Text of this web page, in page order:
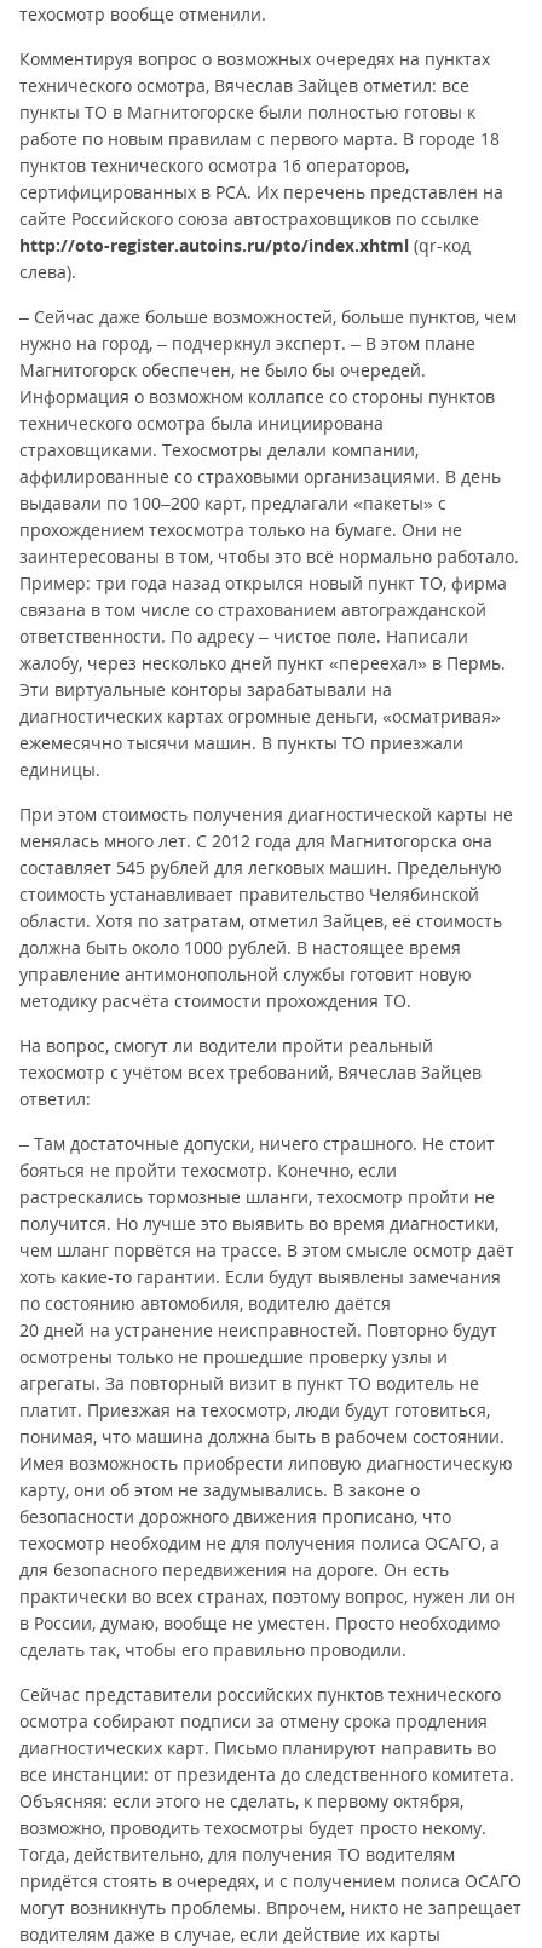
техосмотр вообще отменили.
Комментируя вопрос о возможных очередях на пунктах
технического осмотра, Вячеслав Зайцев отметил: все
пункты ТО в Магнитогорске были полностью готовы к
работе по новым правилам с первого марта. В городе 18
пунктов технического осмотра 16 операторов,
сертифицированных в РСА. Их перечень представлен на
сайте Российского союза автостраховщиков по ссылке
http://oto-register.autoins.ru/pto/index.xhtml (qr-код
слева).
– Сейчас даже больше возможностей, больше пунктов, чем
нужно на город, – подчеркнул эксперт. – В этом плане
Магнитогорск обеспечен, не было бы очередей.
Информация о возможном коллапсе со стороны пунктов
технического осмотра была инициирована
страховщиками. Техосмотры делали компании,
аффилированные со страховыми организациями. В день
выдавали по 100–200 карт, предлагали «пакеты» с
прохождением техосмотра только на бумаге. Они не
заинтересованы в том, чтобы это всё нормально работало.
Пример: три года назад открылся новый пункт ТО, фирма
связана в том числе со страхованием автогражданской
ответственности. По адресу – чистое поле. Написали
жалобу, через несколько дней пункт «переехал» в Пермь.
Эти виртуальные конторы зарабатывали на
диагностических картах огромные деньги, «осматривая»
ежемесячно тысячи машин. В пункты ТО приезжали
единицы.
При этом стоимость получения диагностической карты не
менялась много лет. С 2012 года для Магнитогорска она
составляет 545 рублей для легковых машин. Предельную
стоимость устанавливает правительство Челябинской
области. Хотя по затратам, отметил Зайцев, её стоимость
должна быть около 1000 рублей. В настоящее время
управление антимонопольной службы готовит новую
методику расчёта стоимости прохождения ТО.
На вопрос, смогут ли водители пройти реальный
техосмотр с учётом всех требований, Вячеслав Зайцев
ответил:
– Там достаточные допуски, ничего страшного. Не стоит
бояться не пройти техосмотр. Конечно, если
растрескались тормозные шланги, техосмотр пройти не
получится. Но лучше это выявить во время диагностики,
чем шланг порвётся на трассе. В этом смысле осмотр даёт
хоть какие-то гарантии. Если будут выявлены замечания
по состоянию автомобиля, водителю даётся
20 дней на устранение неисправностей. Повторно будут
осмотрены только не прошедшие проверку узлы и
агрегаты. За повторный визит в пункт ТО водитель не
платит. Приезжая на техосмотр, люди будут готовиться,
понимая, что машина должна быть в рабочем состоянии.
Имея возможность приобрести липовую диагностическую
карту, они об этом не задумывались. В законе о
безопасности дорожного движения прописано, что
техосмотр необходим не для получения полиса ОСАГО, а
для безопасного передвижения на дороге. Он есть
практически во всех странах, поэтому вопрос, нужен ли он
в России, думаю, вообще не уместен. Просто необходимо
сделать так, чтобы его правильно проводили.
Сейчас представители российских пунктов технического
осмотра собирают подписи за отмену срока продления
диагностических карт. Письмо планируют направить во
все инстанции: от президента до следственного комитета.
Объясняя: если этого не сделать, к первому октября,
возможно, проводить техосмотры будет просто некому.
Тогда, действительно, для получения ТО водителям
придётся стоять в очередях, и с получением полиса ОСАГО
могут возникнуть проблемы. Впрочем, никто не запрещает
водителям даже в случае, если действие их карты